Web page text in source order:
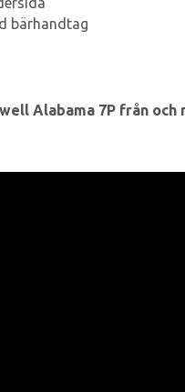
bärhandtag
Alabama 7P från och